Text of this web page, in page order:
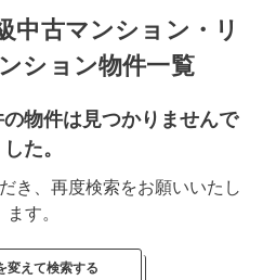
中古マンション・リ
ション物件一覧
物件は見つかりませんで
した。
き、再度検索をお願いいたし
ます。
変えて検索する